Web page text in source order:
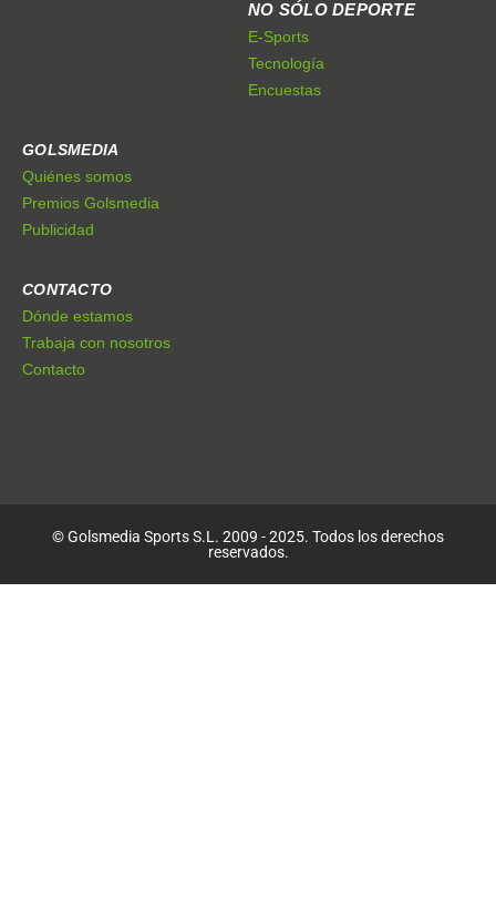
NO SÓLO DEPORTE
E-Sports
Tecnología
Encuestas
GOLSMEDIA
Quiénes somos
Premios Golsmedia
Publicidad
CONTACTO
Dónde estamos
Trabaja con nosotros
Contacto
© Golsmedia Sports S.L. 2009 - 2025. Todos los derechos
reservados.